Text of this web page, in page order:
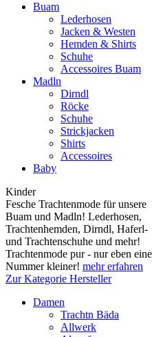
Buam
Lederhosen
Jacken & Westen
Hemden & Shirts
Schuhe
Accessoires Buam
Madln
Dirndl
Röcke
Schuhe
Strickjacken
Shirts
Accessoires
Baby
Kinder
Fesche Trachtenmode für unsere
Buam und Madln! Lederhosen,
Trachtenhemden, Dirndl, Haferl-
und Trachtenschuhe und mehr!
Trachtenmode pur - nur eben eine
Nummer kleiner! mehr erfahren
Zur Kategorie Hersteller
Damen
Trachtn Bäda
Allwerk